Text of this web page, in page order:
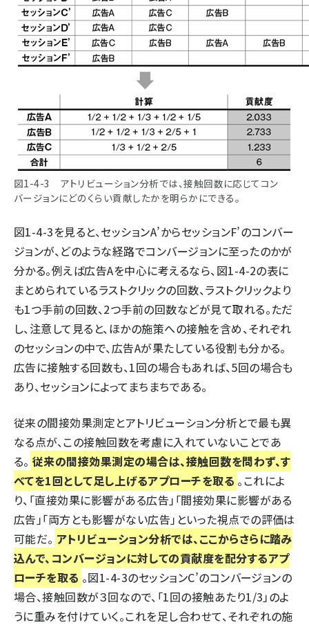
図1-4-3 アトリビューション分析では、接触回数に応じてコン
バージョンにどのくらい貢献したかを明らかにできる。
図1-4-3を見ると、セッションA’からセッションF’のコンバー
ジョンが、どのような経路でコンバージョンに至ったのかが
分かる。例えば広告Aを中心に考えるなら、図1-4-2の表に
まとめられているラストクリックの回数、ラストクリックより
も1つ手前の回数、2つ手前の回数などが見て取れる。ただ
し、注意して見ると、ほかの施策への接触を含め、それぞれ
のセッションの中で、広告Aが果たしている役割も分かる。
広告に接触する回数も、1回の場合もあれば、5回の場合も
あり、セッションによってまちまちである。
従来の間接効果測定とアトリビューション分析とで最も異
なる点が、この接触回数を考慮に入れていないことであ
る。 従来の間接効果測定の場合は、接触回数を問わず、す
べてを1回として足し上げるアプローチを取る 。これによ
り、「直接効果に影響がある広告」「間接効果に影響がある
広告」「両方とも影響がない広告」といった視点での評価は
可能だ。 アトリビューション分析では、ここからさらに踏み
込んで、コンバージョンに対しての貢献度を配分するアプ
ローチを取る 。図1-4-3のセッションC’のコンバージョンの
場合、接触回数が３回なので、「1回の接触あたり1/3」のよ
うに重みを付けていく。これを足し合わせて、それぞれの施